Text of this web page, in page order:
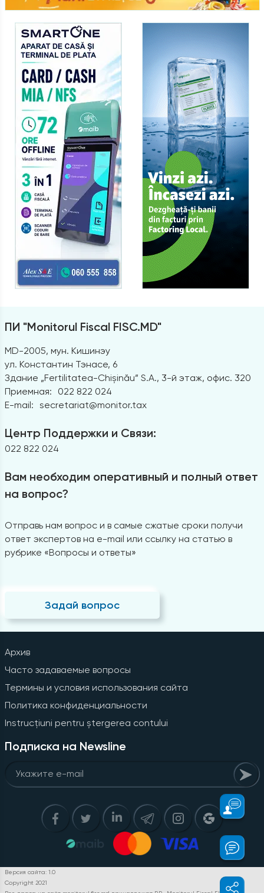
ПИ "Monitorul Fiscal FISC.MD"
MD-2005, мун. Кишинэу
ул. Константин Тэнасе, 6
Здание „Fertilitatea-Chișinău” S.A., 3-й этаж, офис. 320
Приемная:
022 822 024
E-mail: secretariat@monitor.tax
Центр Поддержки и Связи:
022 822 024
Вам необходим оперативный и полный ответ
на вопрос?
Отправь нам вопрос и в самые сжатые сроки получи
ответ экспертов на e-mail или ссылку на статью в
рубрике «Вопросы и ответы»
Задай вопрос
Архив
Часто задаваемые вопросы
Термины и условия использования сайта
Политика конфиденциальности
Instrucțiuni pentru ștergerea contului
Подписка на Newsline
Версия сайта: 1.0
Copyright 2021